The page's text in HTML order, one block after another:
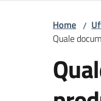
Home /
Quale